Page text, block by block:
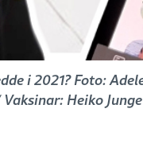
i 2021? Foto:
Heiko